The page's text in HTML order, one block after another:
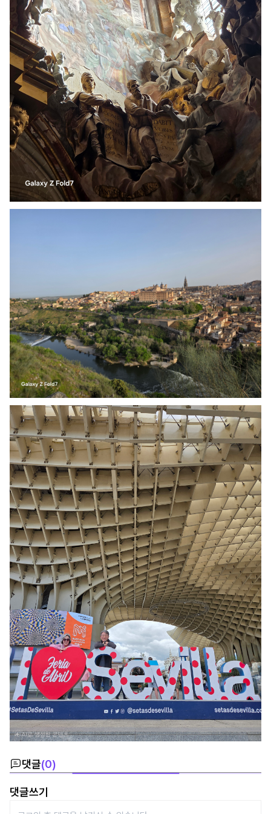
댓글(0)
댓글쓰기